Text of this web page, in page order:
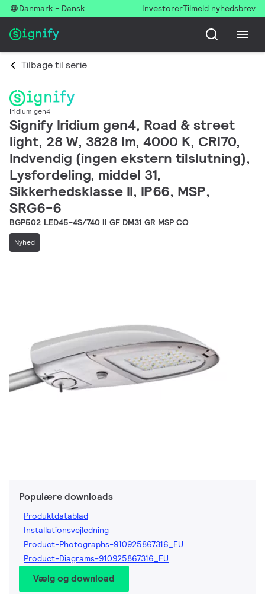
Danmark - Dansk InvestorerTilmeld nyhedsbrev
Tilbage til serie
Iridium gen4
Signify Iridium gen4, Road & street
light, 28 W, 3828 lm, 4000 K, CRI70,
Indvendig (ingen ekstern tilslutning),
Lysfordeling, middel 31,
Sikkerhedsklasse II, IP66, MSP,
SRG6-6
BGP502 LED45-4S/740 II GF DM31 GR MSP CO
Nyhed
Populære downloads
Produktdatablad
Installationsvejledning
Product-Photographs-910925867316_EU
Product-Diagrams-910925867316_EU
Vælg og download